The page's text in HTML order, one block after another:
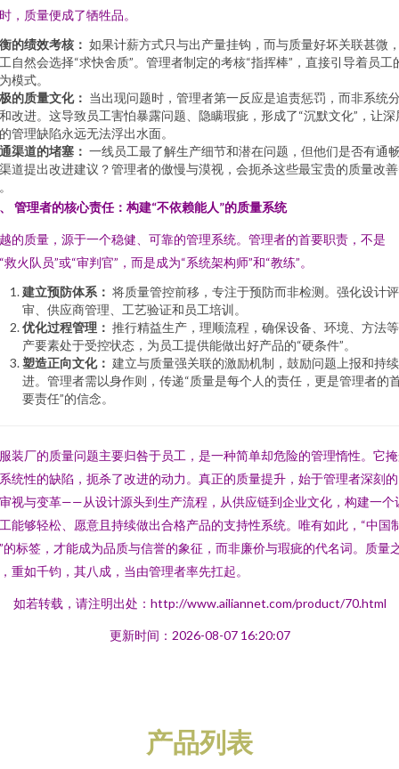
，质量便成了牺牲品。
的绩效考核： 如果计薪方式只与出产量挂钩，而与质量好坏关联甚微
自然会选择“求快舍质”。管理者制定的考核“指挥棒”，直接引导着员工
模式。
的质量文化： 当出现问题时，管理者第一反应是追责惩罚，而非系统
改进。这导致员工害怕暴露问题、隐瞒瑕疵，形成了“沉默文化”，让深
管理缺陷永远无法浮出水面。
渠道的堵塞： 一线员工最了解生产细节和潜在问题，但他们是否有通
道提出改进建议？管理者的傲慢与漠视，会扼杀这些最宝贵的质量改
管理者的核心责任：构建“不依赖能人”的质量系统
的质量，源于一个稳健、可靠的管理系统。管理者的首要职责，不是
救火队员”或“审判官”，而是成为“系统架构师”和“教练”。
建立预防体系： 将质量管控前移，专注于预防而非检测。强化设计评
审、供应商管理、工艺验证和员工培训。
优化过程管理： 推行精益生产，理顺流程，确保设备、环境、方法
产要素处于受控状态，为员工提供能做出好产品的“硬条件”。
塑造正向文化： 建立与质量强关联的激励机制，鼓励问题上报和持
进。管理者需以身作则，传递“质量是每个人的责任，更是管理者的
要责任”的信念。
装厂的质量问题主要归咎于员工，是一种简单却危险的管理惰性。它
统性的缺陷，扼杀了改进的动力。真正的质量提升，始于管理者深刻
视与变革——从设计源头到生产流程，从供应链到企业文化，构建一个
能够轻松、愿意且持续做出合格产品的支持性系统。唯有如此，“中国
的标签，才能成为品质与信誉的象征，而非廉价与瑕疵的代名词。质量
重如千钧，其八成，当由管理者率先扛起。
如若转载，请注明出处：http://www.ailiannet.com/product/70.html
更新时间：2026-08-07 16:20:07
产品列表